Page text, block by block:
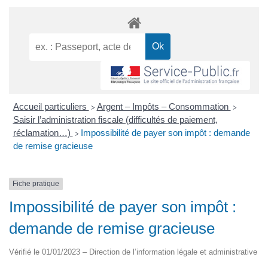
Accueil particuliers > Argent – Impôts – Consommation >
Saisir l’administration fiscale (difficultés de paiement,
réclamation…) > Impossibilité de payer son impôt : demande
de remise gracieuse
Fiche pratique
Impossibilité de payer son impôt :
demande de remise gracieuse
Vérifié le 01/01/2023 – Direction de l’information légale et administrative